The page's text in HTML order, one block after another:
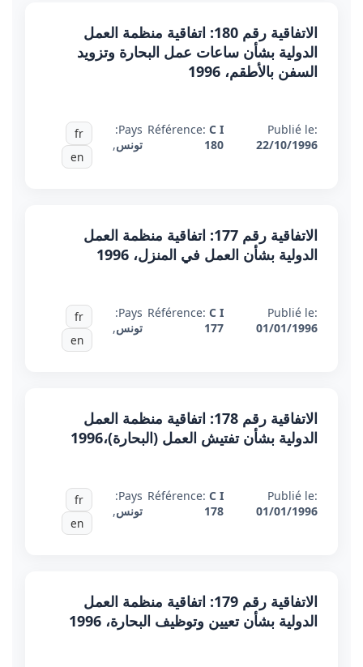
الاتفاقية رقم 180: اتفاقية منظمة العمل
الدولية بشأن ساعات عمل البحارة وتزويد
السفن بالأطقم، 1996
Publié le:
22/10/1996
Référence: C I
180
Pays:
تونس,
fr
en
الاتفاقية رقم 177: اتفاقية منظمة العمل
الدولية بشأن العمل في المنزل، 1996
Publié le:
01/01/1996
Référence: C I
177
Pays:
تونس,
fr
en
الاتفاقية رقم 178: اتفاقية منظمة العمل
الدولية بشأن تفتيش العمل (البحارة)،1996
Publié le:
01/01/1996
Référence: C I
178
Pays:
تونس,
fr
en
الاتفاقية رقم 179: اتفاقية منظمة العمل
الدولية بشأن تعيين وتوظيف البحارة، 1996